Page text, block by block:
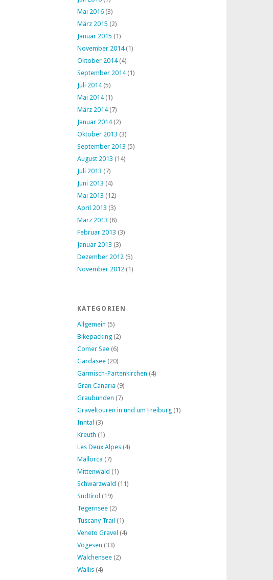
Mai 2016 (3)
März 2015 (2)
Januar 2015 (1)
November 2014(1)
Oktober 2014(4)
September 2014(1)
Juli 2014(5)
Mai 2014(1)
März 2014(7)
Januar 2014(2)
Oktober 2013 (3)
September 2013 (5)
August 2013 (14)
Juli 2013 (7)
Juni 2013 (4)
Mai 2013 (12)
April 2013 (3)
März 2013 (8)
Februar 2013 (3)
Januar 2013 (3)
Dezember 2012 (5)
November 2012 (1)
KATEGORIEN
Allgemein (5)
Bikepacking (2)
Comer See (6)
Gardasee (20)
Garmisch-Partenkirchen (4)
Gran Canaria (9)
Graubünden (7)
Graveltouren in und um Freiburg (1)
Inntal (3)
Kreuth (1)
Les Deux Alpes (4)
Mallorca (7)
Mittenwald (1)
Schwarzwald (11)
Südtirol (19)
Tegernsee (2)
Tuscany Trail (1)
Veneto Gravel (4)
Vogesen (33)
Walchensee (2)
Wallis (4)